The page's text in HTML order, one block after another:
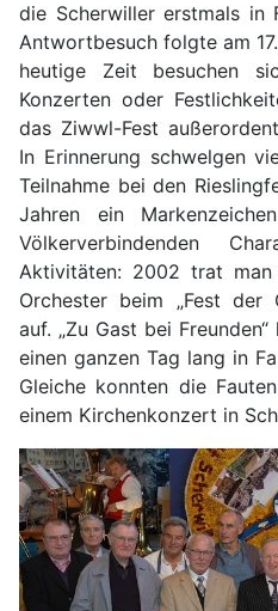
die Scherwiller erstmals in
Antwortbesuch folgte am
heutige Zeit besuchen
Konzerten oder
das Ziwwl-Fest
In Erinnerung schwelgen
Teilnahme bei den
Jahren ein
Völkerverbindenden
Aktivitäten: 2002 trat man
Orchester beim „Fest der
auf. „Zu Gast bei
einen ganzen Tag lang in
Gleiche konnten die
einem Kirchenkonzert in